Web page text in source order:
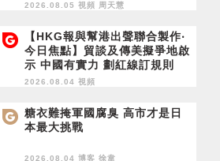
2026.08.05 視頻 周天慧
【HKG報與幫港出聲聯合製作‧
今日焦點】貿談及傳美擬爭地啟
示 中國有實力 劃紅線訂規則
2026.08.04 視頻
糖衣難掩軍國腐臭 高市才是日
本最大挑戰
2026.08.04 博客 徐韋